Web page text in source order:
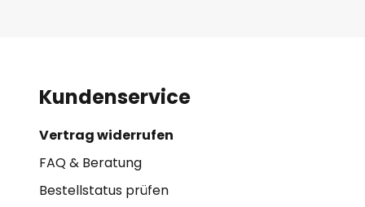
Kundenservice
Vertrag widerrufen
FAQ & Beratung
Bestellstatus prüfen